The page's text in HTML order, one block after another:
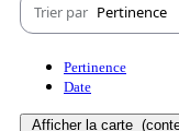
Trier par Pertinence
Pertinence
Date
Afficher la carte